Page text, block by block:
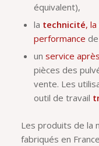
équivalent),
la technicité,
performance
un service
pièces des
vente. Les
outil de travail
Les produits de la
fabriqués en